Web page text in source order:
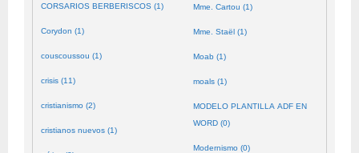
CORSARIOS BERBERISCOS (1)
Corydon (1)
couscoussou (1)
crisis (11)
cristianismo (2)
cristianos nuevos (1)
Mme. Cartou (1)
Mme. Staël (1)
Moab (1)
moals (1)
MODELO PLANTILLA ADF EN
WORD (0)
Modernismo (0)